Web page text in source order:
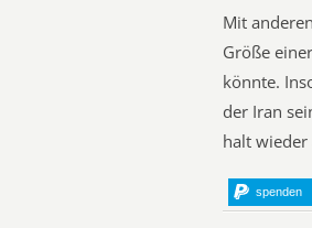
Mit
Größe
könnte.
der Iran
halt wieder
spenden